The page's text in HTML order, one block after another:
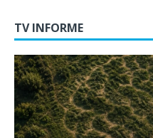
TV INFORME